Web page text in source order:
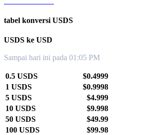
tabel konversi USDS
USDS ke USD
Sampai hari ini pada 01:05 PM
0.5 USDS
$0.4999
1 USDS
$0.9998
5 USDS
$4.999
10 USDS
$9.998
50 USDS
$49.99
100 USDS
$99.98